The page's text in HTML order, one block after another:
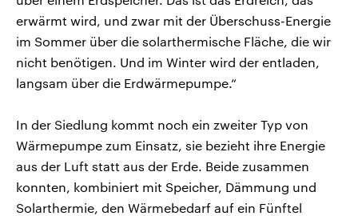
erwärmt wird, und zwar mit der Überschuss-Energie
im Sommer über die solarthermische Fläche, die wir
nicht benötigen. Und im Winter wird der entladen,
langsam über die Erdwärmepumpe.“
In der Siedlung kommt noch ein zweiter Typ von
Wärmepumpe zum Einsatz, sie bezieht ihre Energie
aus der Luft statt aus der Erde. Beide zusammen
konnten, kombiniert mit Speicher, Dämmung und
Solarthermie, den Wärmebedarf auf ein Fünftel